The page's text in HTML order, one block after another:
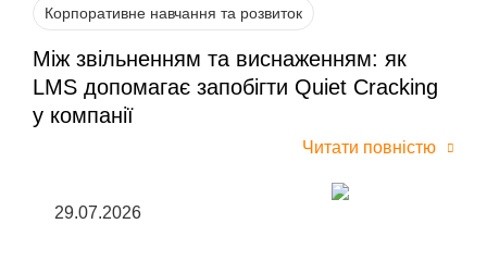
Корпоративне навчання та розвиток
Між звільненням та виснаженням: як
LMS допомагає запобігти Quiet Cracking
у компанії
Читати повністю
29.07.2026